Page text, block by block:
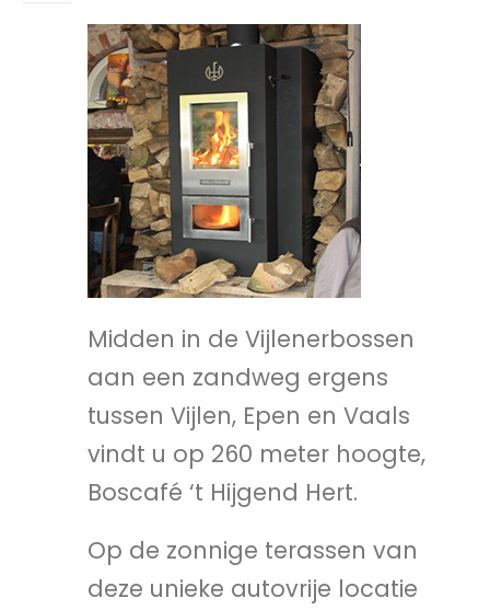
Midden in de Vijlenerbossen
aan een zandweg ergens
tussen Vijlen, Epen en Vaals
vindt u op 260 meter hoogte,
Boscafé ‘t Hijgend Hert.
Op de zonnige terassen van
deze unieke autovrije locatie